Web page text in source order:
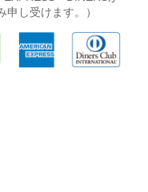
し受けます。）